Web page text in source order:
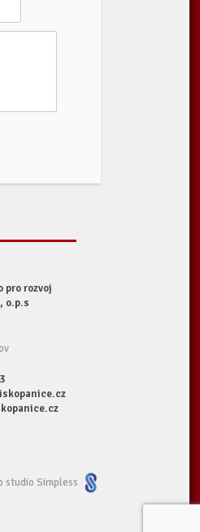
pro rozvoj
o.p.s
studio Simpless